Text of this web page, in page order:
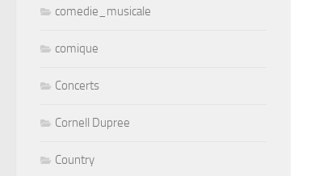
comedie_musicale
comique
Concerts
Cornell Dupree
Country